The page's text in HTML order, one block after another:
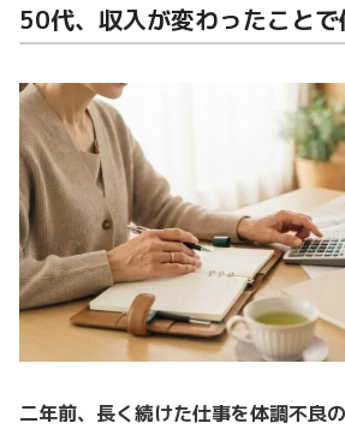
50代、収入が変わったこと
二年前、長く続けた仕事を体調不良